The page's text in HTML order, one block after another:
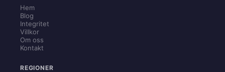
Hem
Blog
Integritet
Villkor
Om oss
Kontakt
REGIONER